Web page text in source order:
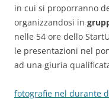
in cui si proporranno
organizzandosi in
nelle 54 ore dello
le presentazioni nel
ad una giuria
fotografie nel durante